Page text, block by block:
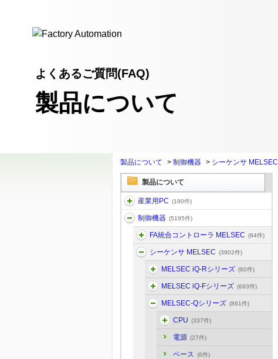
よくあるご質問(FAQ)
製品について
製品について > 制御機器 > シーケンサ MELSEC
製品について
産業用PC (190件)
制御機器 (5195件)
FA統合コントローラ MELSEC (84件)
シーケンサ MELSEC (3902件)
MELSEC iQ-Rシリーズ (60件)
MELSEC iQ-Fシリーズ (693件)
MELSEC-Qシリーズ (861件)
CPU (337件)
電源 (27件)
ベース (6件)